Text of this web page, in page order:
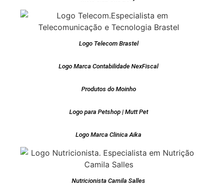
Logo Telecom Brastel
Logo Marca Contabilidade NexFiscal
Produtos do Moinho
Logo para Petshop | Mutt Pet
Logo Marca Clinica Aika
Nutricionista Camila Salles